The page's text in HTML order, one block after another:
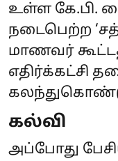
உள்ள கே.பி.
நடைபெற்ற
மாணவர்
எதிர்க்கட்சி
கல்வி
அப்போது